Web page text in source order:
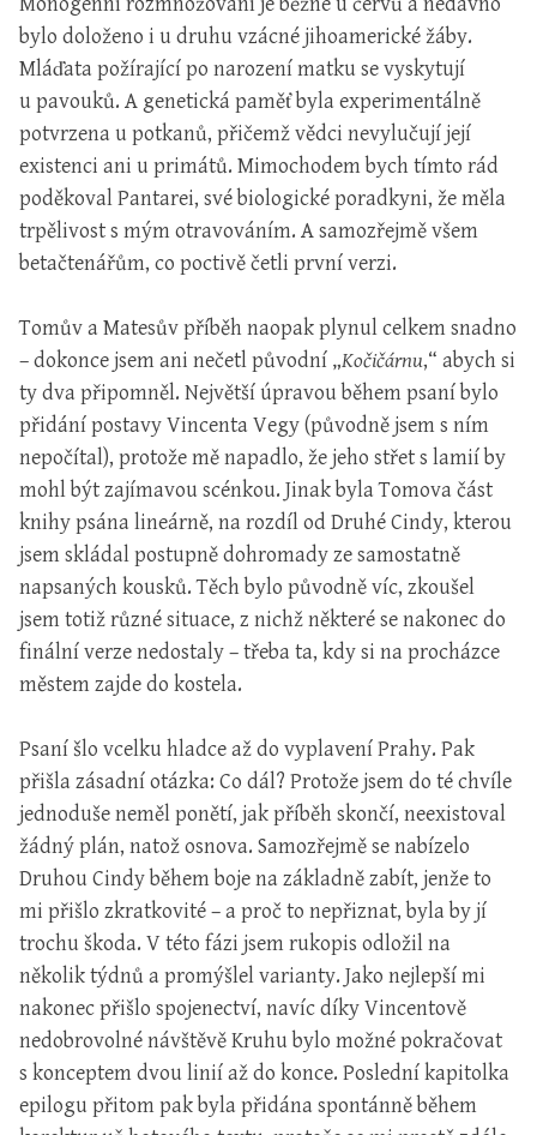
bylo doloženo i u druhu vzácné jihoamerické žáby.
Mláďata požírající po narození matku se vyskytují
u pavouků. A genetická paměť byla experimentálně
potvrzena u potkanů, přičemž vědci nevylučují její
existenci ani u primátů. Mimochodem bych tímto rád
poděkoval Pantarei, své biologické poradkyni, že měla
trpělivost s mým otravováním. A samozřejmě všem
betačtenářům, co poctivě četli první verzi.
Tomův a Matesův příběh naopak plynul celkem snadno
– dokonce jsem ani nečetl původní „Kočičárnu,“ abych si
ty dva připomněl. Největší úpravou během psaní bylo
přidání postavy Vincenta Vegy (původně jsem s ním
nepočítal), protože mě napadlo, že jeho střet s lamií by
mohl být zajímavou scénkou. Jinak byla Tomova část
knihy psána lineárně, na rozdíl od Druhé Cindy, kterou
jsem skládal postupně dohromady ze samostatně
napsaných kousků. Těch bylo původně víc, zkoušel
jsem totiž různé situace, z nichž některé se nakonec do
finální verze nedostaly – třeba ta, kdy si na procházce
městem zajde do kostela.
Psaní šlo vcelku hladce až do vyplavení Prahy. Pak
přišla zásadní otázka: Co dál? Protože jsem do té chvíle
jednoduše neměl ponětí, jak příběh skončí, neexistoval
žádný plán, natož osnova. Samozřejmě se nabízelo
Druhou Cindy během boje na základně zabít, jenže to
mi přišlo zkratkovité – a proč to nepřiznat, byla by jí
trochu škoda. V této fázi jsem rukopis odložil na
několik týdnů a promýšlel varianty. Jako nejlepší mi
nakonec přišlo spojenectví, navíc díky Vincentově
nedobrovolné návštěvě Kruhu bylo možné pokračovat
s konceptem dvou linií až do konce. Poslední kapitolka
epilogu přitom pak byla přidána spontánně během